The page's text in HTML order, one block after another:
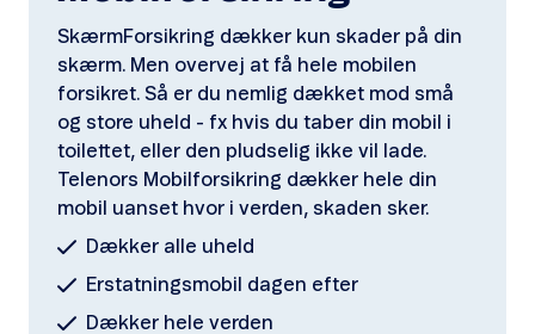
SkærmForsikring dækker kun skader på din
skærm. Men overvej at få hele mobilen
forsikret. Så er du nemlig dækket mod små
og store uheld - fx hvis du taber din mobil i
toilettet, eller den pludselig ikke vil lade.
Telenors Mobilforsikring dækker hele din
mobil uanset hvor i verden, skaden sker.
Dækker alle uheld
Erstatningsmobil dagen efter
Dækker hele verden